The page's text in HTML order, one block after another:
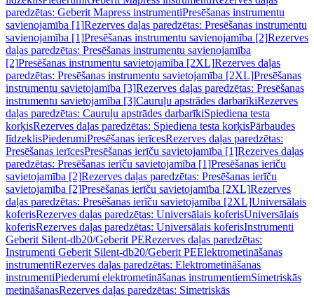
paredzētas: Geberit Mapress instrumentiPresēšanas instrumentu
savienojamība [1]Rezerves daļas paredzētas: Presēšanas instrumentu
savienojamība [1]Presēšanas instrumentu savienojamība [2]Rezerves
daļas paredzētas: Presēšanas instrumentu savienojamība
[2]Presēšanas instrumentu savietojamība [2XL]Rezerves daļas
paredzētas: Presēšanas instrumentu savietojamība [2XL]Presēšanas
instrumentu savietojamība [3]Rezerves daļas paredzētas: Presēšanas
instrumentu savietojamība [3]Cauruļu apstrādes darbarīkiRezerves
daļas paredzētas: Cauruļu apstrādes darbarīkiSpiediena testa
korķisRezerves daļas paredzētas: Spiediena testa korķisPārbaudes
līdzeklisPiederumiPresēšanas ierīcesRezerves daļas paredzētas:
Presēšanas ierīcesPresēšanas ierīču savietojamība [1]Rezerves daļas
paredzētas: Presēšanas ierīču savietojamība [1]Presēšanas ierīču
savietojamība [2]Rezerves daļas paredzētas: Presēšanas ierīču
savietojamība [2]Presēšanas ierīču savietojamība [2XL]Rezerves
daļas paredzētas: Presēšanas ierīču savietojamība [2XL]Universālais
koferisRezerves daļas paredzētas: Universālais koferisUniversālais
koferisRezerves daļas paredzētas: Universālais koferisInstrumenti
Geberit Silent-db20/Geberit PERezerves daļas paredzētas:
Instrumenti Geberit Silent-db20/Geberit PEElektrometināšanas
instrumentiRezerves daļas paredzētas: Elektrometināšanas
instrumentiPiederumi elektrometināšanas instrumentiemSimetriskās
metināšanasRezerves daļas paredzētas: Simetriskās